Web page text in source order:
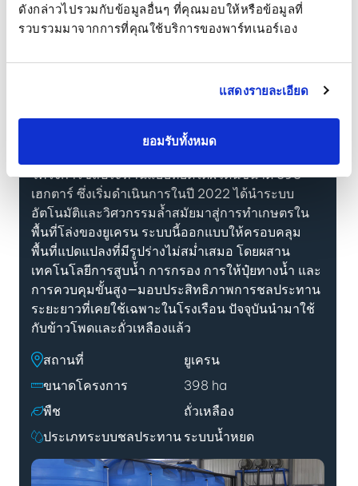
ดังกล่าวไปรวมกับข้อมูลอื่นๆ ที่คุณมอบให้หรือข้อมูลที่
รวบรวมมาจากการที่คุณใช้บริการของพาร์ทเนอร์เอง
แสดงรายละเอียด
ยอมรับทั้งหมด
ผลลัพธ์ที่เชื่อถือได้ในประสิทธิภาพของมะกอกด้วย
ระบบชลประทานที่ออกแบบอย่างแม่นยำ
ระบบน้ำหยดใต้ผิวดินอัตโนมัติ
โครงการชลประทานแบบหยดใต้ผิวดินขนาด 398
เฮกตาร์ ซึ่งเริ่มดำเนินการในปี 2022 ได้นำระบบ
อัตโนมัติและวิศวกรรมล้ำสมัยมาสู่การทำเกษตรใน
พื้นที่โล่งของยูเครน ระบบนี้ออกแบบให้ครอบคลุม
พื้นที่แปดแปลงที่มีรูปร่างไม่สม่ำเสมอ โดยผสาน
เทคโนโลยีการสูบน้ำ การกรอง การให้ปุ๋ยทางน้ำ และ
การควบคุมขั้นสูง—มอบประสิทธิภาพการชลประทาน
ระยะยาวที่เคยใช้เฉพาะในโรงเรือน ปัจจุบันนำมาใช้
กับข้าวโพดและถั่วเหลืองแล้ว
สถานที่
ยูเครน
ขนาดโครงการ
398 ha
พืช
ถั่วเหลือง
ประเภทระบบชลประทาน ระบบน้ำหยด